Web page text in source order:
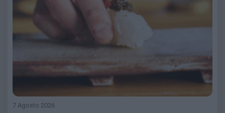
7 Agosto 2026